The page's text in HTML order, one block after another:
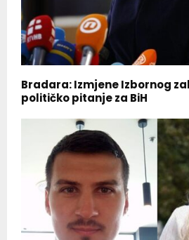
Bradara: Izmjene Izbornog
političko pitanje za BiH